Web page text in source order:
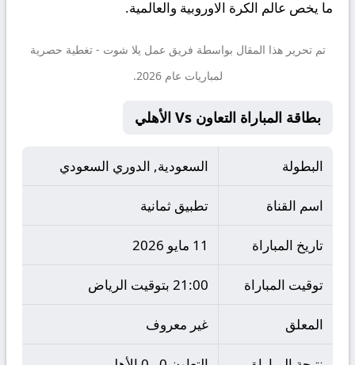
ما يخص عالم الكرة الاوروبية والعالمية.
تم تحرير هذا المقال بواسطة فريق عمل يلا شوت - تغطية حصرية
لمباريات عام 2026.
بطاقة المباراة التعاون Vs الأهلي
البطولة السعودية, الدوري السعودي
اسم القناة تطبيق ثمانية
تاريخ المباراة 11 مايو 2026
توقيت المباراة 21:00 بتوقيت الرياض
المعلق غير معروف